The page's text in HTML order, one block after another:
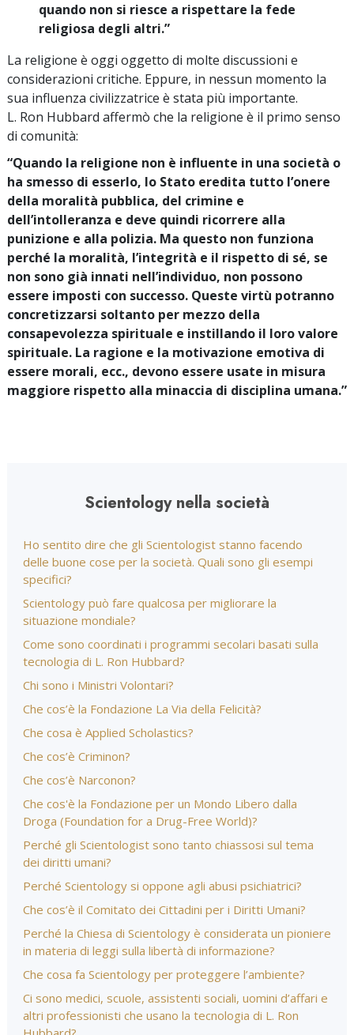
quando non si riesce a rispettare la fede
religiosa degli altri.”
La religione è oggi oggetto di molte discussioni e
considerazioni critiche. Eppure, in nessun momento la
sua influenza civilizzatrice è stata più importante.
L. Ron Hubbard affermò che la religione è il primo senso
di comunità:
“Quando la religione non è influente in una società o
ha smesso di esserlo, lo Stato eredita tutto l’onere
della moralità pubblica, del crimine e
dell’intolleranza e deve quindi ricorrere alla
punizione e alla polizia. Ma questo non funziona
perché la moralità, l’integrità e il rispetto di sé, se
non sono già innati nell’individuo, non possono
essere imposti con successo. Queste virtù potranno
concretizzarsi soltanto per mezzo della
consapevolezza spirituale e instillando il loro valore
spirituale. La ragione e la motivazione emotiva di
essere morali, ecc., devono essere usate in misura
maggiore rispetto alla minaccia di disciplina umana.”
Scientology nella società
Ho sentito dire che gli Scientologist stanno facendo
delle buone cose per la società. Quali sono gli esempi
specifici?
Scientology può fare qualcosa per migliorare la
situazione mondiale?
Come sono coordinati i programmi secolari basati sulla
tecnologia di L. Ron Hubbard?
Chi sono i Ministri Volontari?
Che cos’è la Fondazione La Via della Felicità?
Che cosa è Applied Scholastics?
Che cos’è Criminon?
Che cos’è Narconon?
Che cos'è la Fondazione per un Mondo Libero dalla
Droga (Foundation for a Drug-Free World)?
Perché gli Scientologist sono tanto chiassosi sul tema
dei diritti umani?
Perché Scientology si oppone agli abusi psichiatrici?
Che cos’è il Comitato dei Cittadini per i Diritti Umani?
Perché la Chiesa di Scientology è considerata un pioniere
in materia di leggi sulla libertà di informazione?
Che cosa fa Scientology per proteggere l’ambiente?
Ci sono medici, scuole, assistenti sociali, uomini d’affari e
altri professionisti che usano la tecnologia di L. Ron